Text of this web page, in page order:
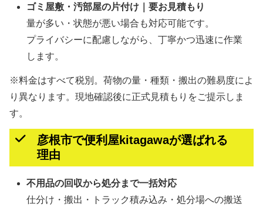
ゴミ屋敷・汚部屋の片付け｜要お見積もり
量が多い・状態が悪い場合も対応可能です。
プライバシーに配慮しながら、丁寧かつ迅速に作業
します。
※料金はすべて税別。荷物の量・種類・搬出の難易度によ
り異なります。現地確認後に正式見積もりをご提示しま
す。
彦根市で便利屋kitagawaが選ばれる
理由
不用品の回収から処分まで一括対応
仕分け・搬出・トラック積み込み・処分場への搬送